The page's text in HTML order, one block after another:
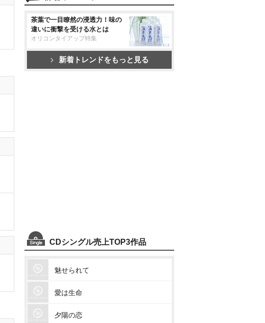
茶葉で一目瞭然の浸透力！味の
違いに衝撃を受ける水とは
オリコンタイアップ特集
新着トレンドをもっと見る
CDシングル売上TOP3作品
魅せられて
愛は生命
夕陽の恋